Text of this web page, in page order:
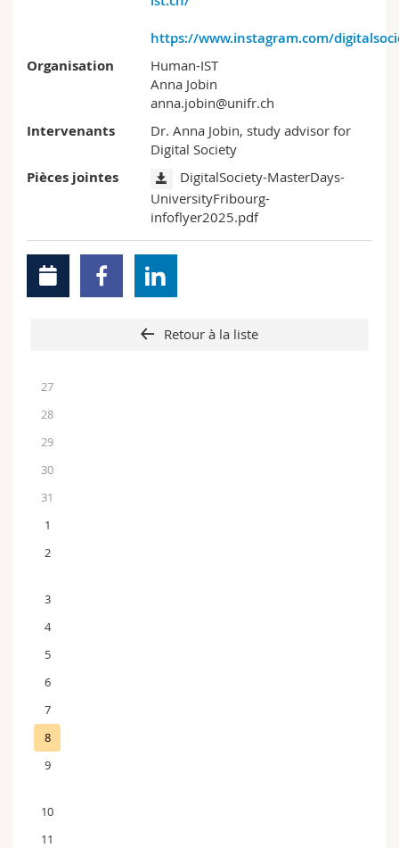
https://www.instagram.com/
Organisation
Human-IST
Anna Jobin
anna.jobin@unifr.ch
Intervenants
Dr. Anna Jobin, study advisor for
Digital Society
Pièces jointes
DigitalSociety-MasterDays-
UniversityFribourg-
infoflyer2025.pdf
Retour à la liste
27
28
29
30
31
1
2
3
4
5
6
7
8
9
10
11